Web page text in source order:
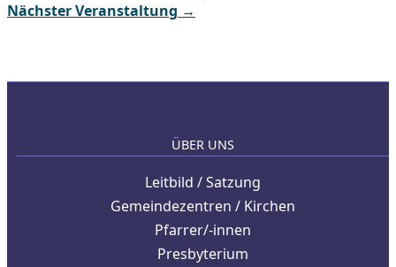
Nächster Veranstaltung →
ÜBER UNS
Leitbild / Satzung
Gemeindezentren / Kirchen
Pfarrer/-innen
Presbyterium